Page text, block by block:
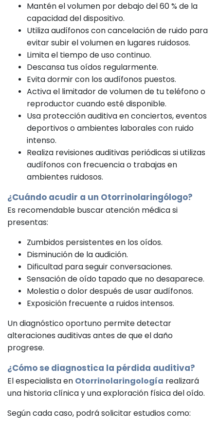
Mantén el volumen por debajo del 60 % de la
capacidad del dispositivo.
Utiliza audífonos con cancelación de ruido para
evitar subir el volumen en lugares ruidosos.
Limita el tiempo de uso continuo.
Descansa tus oídos regularmente.
Evita dormir con los audífonos puestos.
Activa el limitador de volumen de tu teléfono o
reproductor cuando esté disponible.
Usa protección auditiva en conciertos, eventos
deportivos o ambientes laborales con ruido
intenso.
Realiza revisiones auditivas periódicas si utilizas
audífonos con frecuencia o trabajas en
ambientes ruidosos.
¿Cuándo acudir a un Otorrinolaringólogo?
Es recomendable buscar atención médica si
presentas:
Zumbidos persistentes en los oídos.
Disminución de la audición.
Dificultad para seguir conversaciones.
Sensación de oído tapado que no desaparece.
Molestia o dolor después de usar audífonos.
Exposición frecuente a ruidos intensos.
Un diagnóstico oportuno permite detectar
alteraciones auditivas antes de que el daño
progrese.
¿Cómo se diagnostica la pérdida auditiva?
El especialista en Otorrinolaringología realizará
una historia clínica y una exploración física del oído.
Según cada caso, podrá solicitar estudios como: